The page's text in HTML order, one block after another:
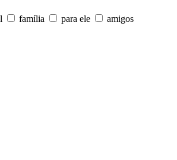
família para ele
amigos